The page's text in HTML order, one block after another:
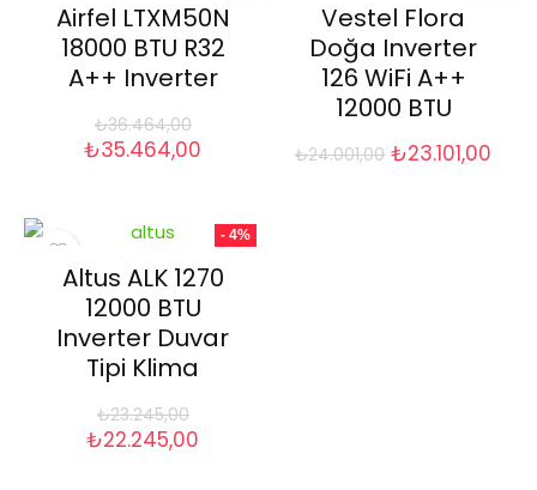
Airfel LTXM50N
18000 BTU R32
A++ Inverter
₺36.464,00
Orijinal
₺35.464,00
₺35.464,00.
Vestel Flora
Doğa Inverter
126 WiFi A++
12000 BTU
₺24.001,00 Orijinal
₺23.101,00
- 4%
Altus ALK 1270
12000 BTU
Inverter Duvar
Tipi Klima
₺23.245,00
Orijinal
₺22.245,00